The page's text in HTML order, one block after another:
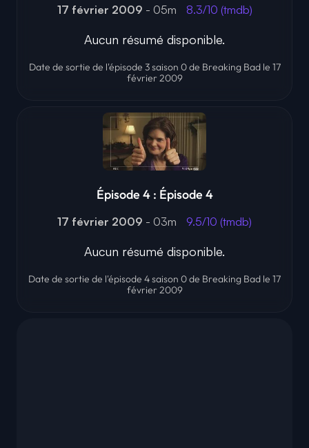
17 février 2009 - 05m 8.3/10 (tmdb)
Aucun résumé disponible.
Date de sortie de l'épisode 3 saison 0 de Breaking Bad le 17
février 2009
Épisode 4 : Épisode 4
17 février 2009 - 03m 9.5/10 (tmdb)
Aucun résumé disponible.
Date de sortie de l'épisode 4 saison 0 de Breaking Bad le 17
février 2009